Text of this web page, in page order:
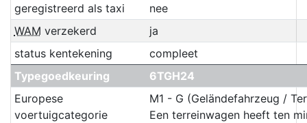
geregistreerd als taxi
nee
WAM verzekerd
ja
status kentekening
compleet
Typegoedkeuring
6TGH24
Europese
voertuigcategorie
M1 - G (Geländefahrzeug /
Een terreinwagen heeft ten